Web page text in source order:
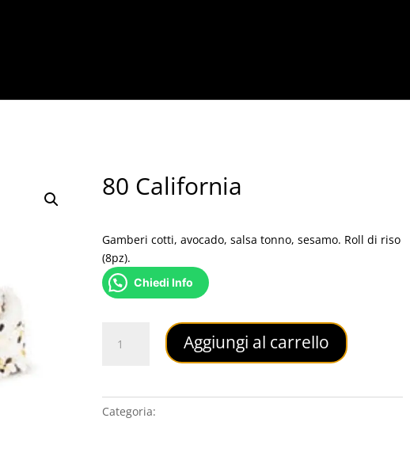
80 California
Gamberi cotti, avocado, salsa tonno, sesamo. Roll di riso
(8pz).
Chiedi Info
California
Aggiungi al carrello
Categoria: